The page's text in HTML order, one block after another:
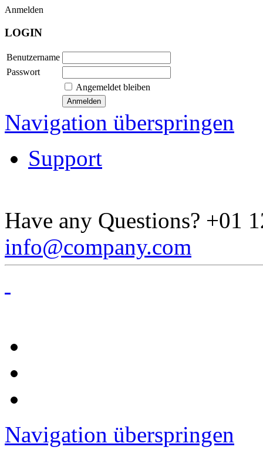
Anmelden
LOGIN
Benutzername
Passwort
Angemeldet bleiben
Navigation überspringen
Support
Have any Questions? +01
info@company.com
Navigation überspringen